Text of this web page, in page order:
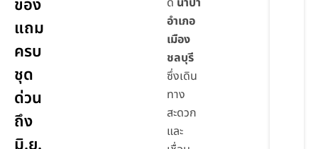
ของ
แถม
ครบ
ชุด
ด่วน
ถึง
อำเภอ
เมือง
ชลบุรี
ซึ่งเดิน
ทาง
สะดวก
และ